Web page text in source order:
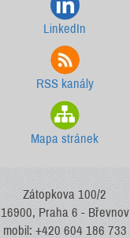
LinkedIn
RSS kanály
Mapa stránek
Zátopkova 100/2
16900, Praha 6 - Břevnov
mobil: +420 604 186 733